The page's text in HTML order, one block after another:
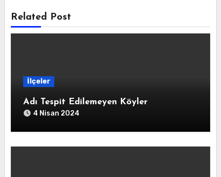
Related Post
İlçeler
Adı Tespit Edilemeyen Köyler
4 Nisan 2024